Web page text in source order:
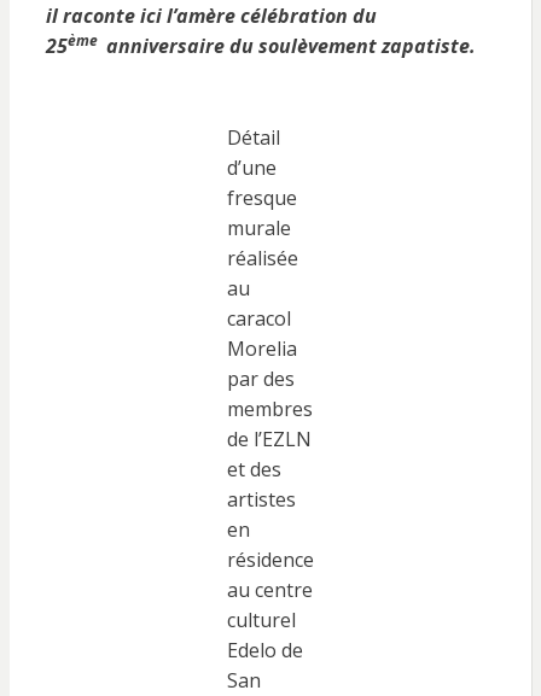
il raconte ici l’amère célébration du
25ème anniversaire du soulèvement zapatiste.
Détail
d’une
fresque
murale
réalisée
au
caracol
Morelia
par des
membres
de l’EZLN
et des
artistes
en
résidence
au centre
culturel
Edelo de
San